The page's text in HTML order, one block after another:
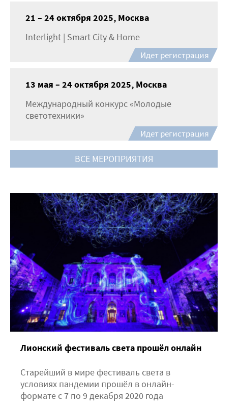
Лионский фестиваль света прошёл онлайн
Старейший в мире фестиваль света в
условиях пандемии прошёл в онлайн-
формате c 7 по 9 декабря 2020 года
21 – 24 октября 2025, Москва
Interlight | Smart City & Home
Идет регистрация
13 мая – 24 октября 2025, Москва
Международный конкурс «Молодые
светотехники»
Идет регистрация
ВСЕ МЕРОПРИЯТИЯ